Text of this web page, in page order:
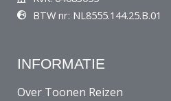
BTW nr: NL8555.144.25.B.01
INFORMATIE
Over Toonen Reizen